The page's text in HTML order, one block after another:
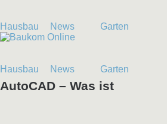
Hausbau News
Garten
Hausbau News
Garten
AutoCAD – Was ist